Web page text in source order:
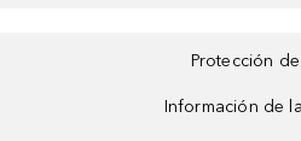
Protección
Información de